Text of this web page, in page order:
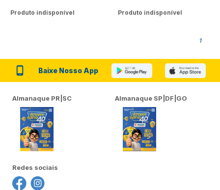
Produto indisponível Produto indisponível
1
Baixe Nosso App
Almanaque PR|SC Almanaque SP|DF|GO
Redes sociais